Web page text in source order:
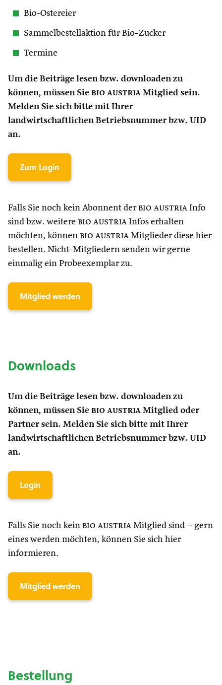
Bio-Ostereier
Sammelbestellaktion für Bio-Zucker
Termine
Um die Beiträge lesen bzw. downloaden zu
können, müssen Sie bio austria Mitglied sein.
Melden Sie sich bitte mit Ihrer
landwirtschaftlichen Betriebsnummer bzw. UID
an.
Zum Login
Falls Sie noch kein Abonnent der bio austria Info
sind bzw. weitere bio austria Infos erhalten
möchten, können bio austria Mitglieder diese hier
bestellen. Nicht-Mitgliedern senden wir gerne
einmalig ein Probeexemplar zu.
Mitglied werden
Downloads
Um die Beiträge lesen bzw. downloaden zu
können, müssen Sie bio austria Mitglied oder
Partner sein. Melden Sie sich bitte mit Ihrer
landwirtschaftlichen Betriebsnummer bzw. UID
an.
Login
Falls Sie noch kein bio austria Mitglied sind – gern
eines werden möchten, können Sie sich hier
informieren.
Mitglied werden
Bestellung